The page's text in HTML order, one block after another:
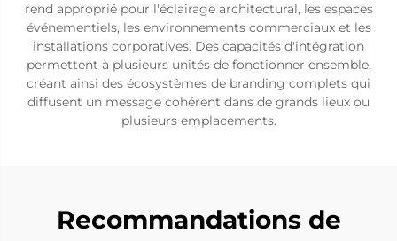
rend approprié pour l'éclairage architectural, les espaces
événementiels, les environnements commerciaux et les
installations corporatives. Des capacités d'intégration
permettent à plusieurs unités de fonctionner ensemble,
créant ainsi des écosystèmes de branding complets qui
diffusent un message cohérent dans de grands lieux ou
plusieurs emplacements.
Recommandations de